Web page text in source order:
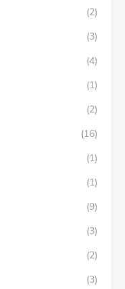
(2)
(3)
(4)
(1)
(2)
(16)
(1)
(1)
(9)
(3)
(2)
(3)